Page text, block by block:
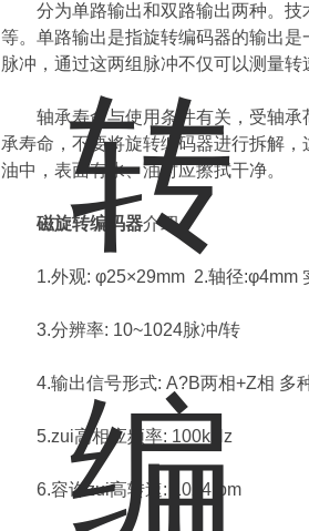
分为单路输出和双路输出两种。技
等。单路输出是指旋转编码器的输出
脉冲，通过这两组脉冲不仅可以测量转
轴承寿命与使用条件有关，受轴承
承寿命，不要将旋转编码器进行拆解
油中，表面有水、油时应擦拭干净。
磁旋转编码器介绍：
1.外观: φ25×29mm 2.轴径:φ4mm
3.分辨率: 10~1024脉冲/转
4.输出信号形式: A?B两相+Z相 多种
5.zui高相应频率: 100kHz
6.容许zui高转速: 1024rpm